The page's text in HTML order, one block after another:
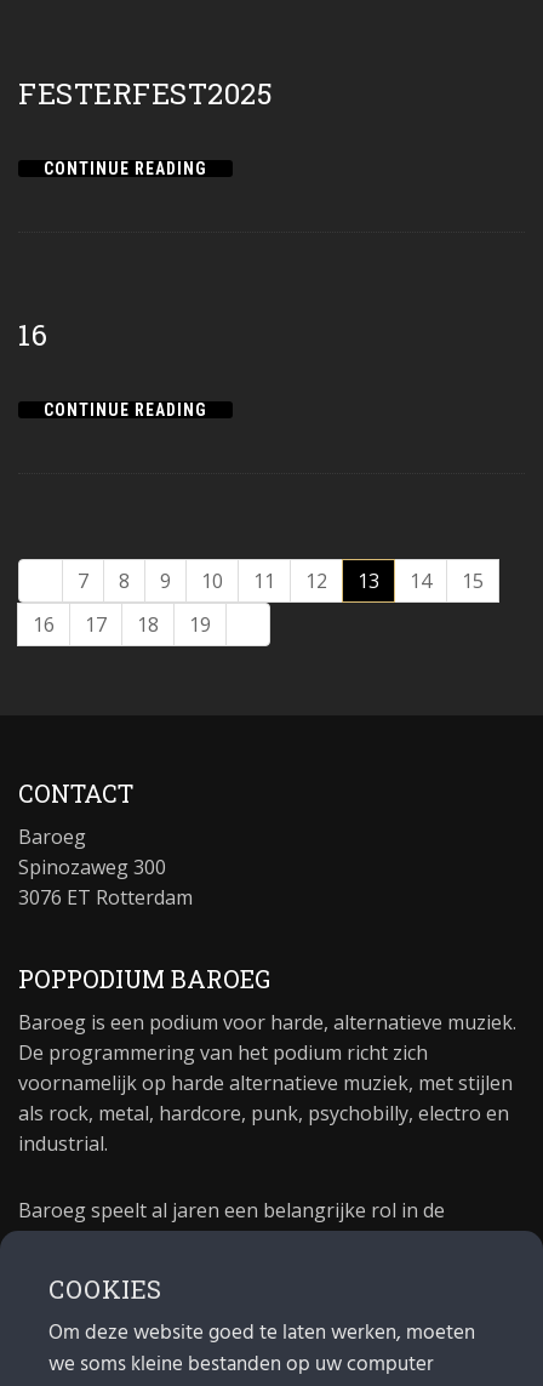
FESTERFEST2025
CONTINUE READING
16
CONTINUE READING
7 8 9 10 11 12 13 14
15
16
17 18 19
CONTACT
Baroeg
Spinozaweg 300
3076 ET Rotterdam
POPPODIUM BAROEG
Baroeg is een podium voor harde, alternatieve muziek.
De programmering van het podium richt zich
voornamelijk op harde alternatieve muziek, met stijlen
als rock, metal, hardcore, punk, psychobilly, electro en
industrial.
Baroeg speelt al jaren een belangrijke rol in de
culturele sector van Rotterdam. In 1981 begon Baroeg
poppodium 40 jaar.
COOKIES
Om deze website goed te laten werken, moeten
we soms kleine bestanden op uw computer